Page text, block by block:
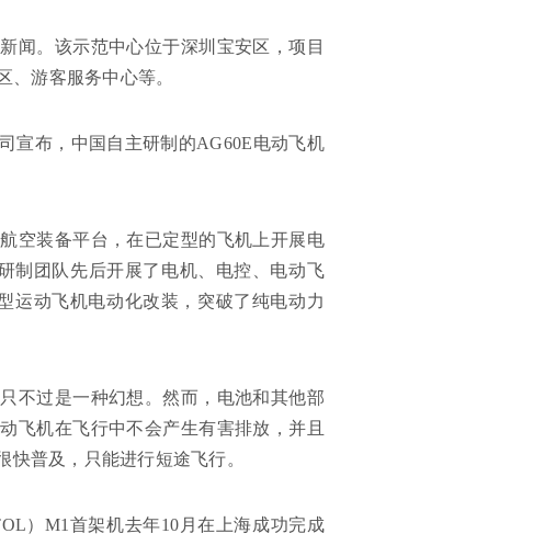
闻。该示范中心位于深圳宝安区，项目
、游客服务中心等。
宣布，中国自主研制的AG60E电动飞机
空装备平台，在已定型的飞机上开展电
制团队先后开展了电机、电控、电动飞
运动飞机电动化改装，突破了纯电动力
不过是一种幻想。然而，电池和其他部
飞机在飞行中不会产生有害排放，并且
普及，只能进行短途飞行。
）M1首架机去年10月在上海成功完成